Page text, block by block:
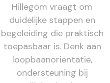
Hillegom vraagt om
duidelijke stappen en
begeleiding die praktisch
toepasbaar is. Denk aan
loopbaanoriëntatie,
ondersteuning bij